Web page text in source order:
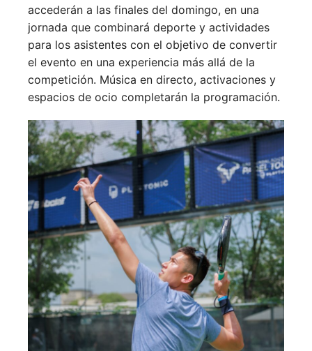
accederán a las finales del domingo, en una
jornada que combinará deporte y actividades
para los asistentes con el objetivo de convertir
el evento en una experiencia más allá de la
competición. Música en directo, activaciones y
espacios de ocio completarán la programación.